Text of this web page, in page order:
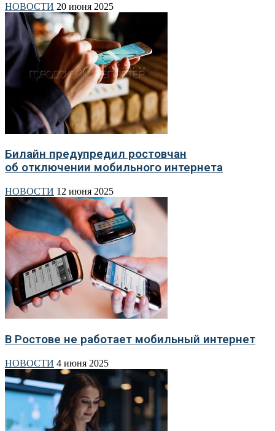
НОВОСТИ 20 июня 2025
Билайн предупредил ростовчан
об отключении мобильного интернета
НОВОСТИ 12 июня 2025
В Ростове не работает мобильный интернет
НОВОСТИ 4 июня 2025